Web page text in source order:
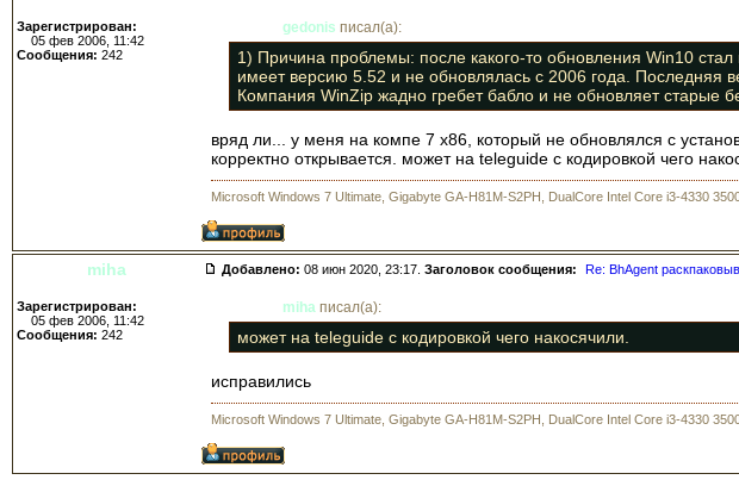
Зарегистрирован:
05 фев 2006, 11:42
Сообщения: 242
gedonis писал(а):
1) Причина проблемы: после какого-то обновления Win10
имеет версию 5.52 и не обновлялась с 2006 года. Последняя
Компания WinZip жадно гребет бабло и не обновляет старые
вряд ли... у меня на компе 7 х86, который не обновлялся с
корректно открывается. может на teleguide с кодировкой чего
Microsoft Windows 7 Ultimate, Gigabyte GA-H81M-S2PH, DualCore Intel Core i3-4330
miha Добавлено: 08 июн 2020, 23:17. Заголовок сообщения: Re: BhAgent
Зарегистрирован:
05 фев 2006, 11:42
Сообщения: 242
miha писал(а):
может на teleguide с кодировкой чего накосячили.
исправились
Microsoft Windows 7 Ultimate, Gigabyte GA-H81M-S2PH, DualCore Intel Core i3-4330